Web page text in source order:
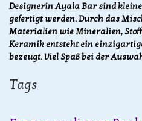
Designerin Ayala Bar sind
gefertigt werden. Durch das
Materialien wie Mineralien,
Keramik entsteht ein
bezeugt. Viel Spaß bei der
Tags